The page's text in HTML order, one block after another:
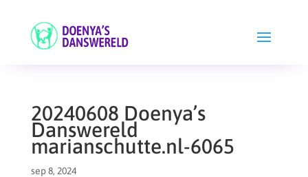
20240608 Doenya’s
Danswereld
marianschutte.nl-6065
sep 8, 2024